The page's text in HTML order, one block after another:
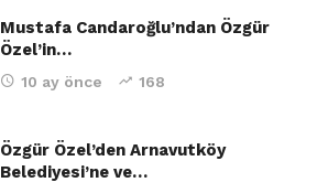
Mustafa Candaroğlu’ndan Özgür
Özel’in…
10 ay önce 168
Özgür Özel’den Arnavutköy
Belediyesi’ne ve…